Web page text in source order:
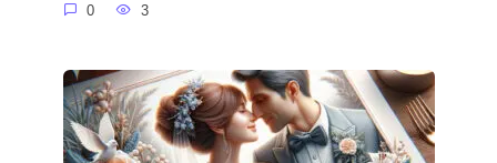
0 3